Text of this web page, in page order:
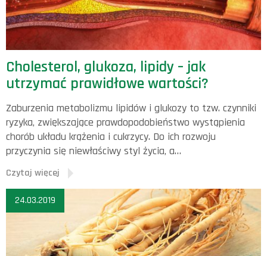
Cholesterol, glukoza, lipidy – jak
utrzymać prawidłowe wartości?
Zaburzenia metabolizmu lipidów i glukozy to tzw. czynniki
ryzyka, zwiększające prawdopodobieństwo wystąpienia
chorób układu krążenia i cukrzycy. Do ich rozwoju
przyczynia się niewłaściwy styl życia, a…
Czytaj więcej
24.03.2019